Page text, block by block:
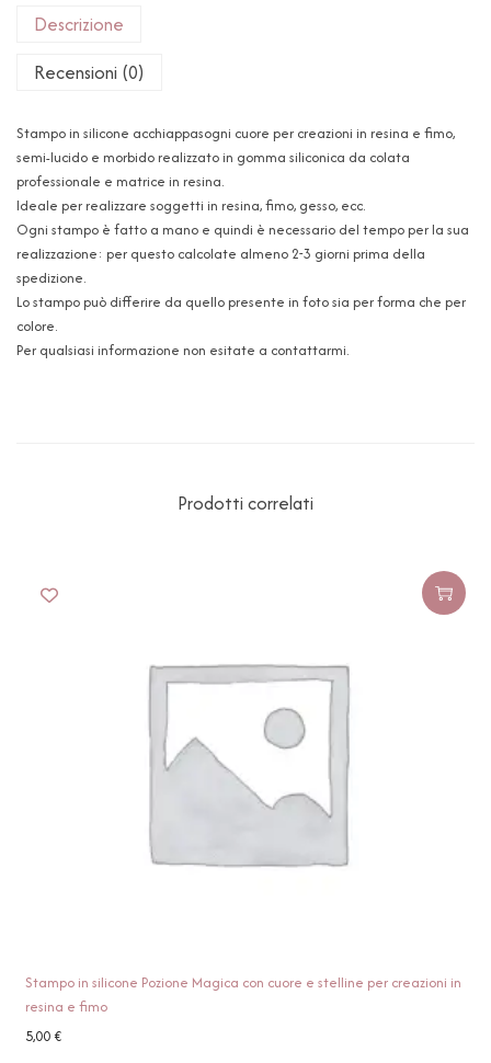
Descrizione
Recensioni (0)
Stampo in silicone acchiappasogni cuore per creazioni in resina e fimo,
semi-lucido e morbido realizzato in gomma siliconica da colata
professionale e matrice in resina.
Ideale per realizzare soggetti in resina, fimo, gesso, ecc.
Ogni stampo è fatto a mano e quindi è necessario del tempo per la sua
realizzazione: per questo calcolate almeno 2-3 giorni prima della
spedizione.
Lo stampo può differire da quello presente in foto sia per forma che per
colore.
Per qualsiasi informazione non esitate a contattarmi.
Prodotti correlati
Stampo in silicone Pozione Magica con cuore e stelline per creazioni in
resina e fimo
5,00€